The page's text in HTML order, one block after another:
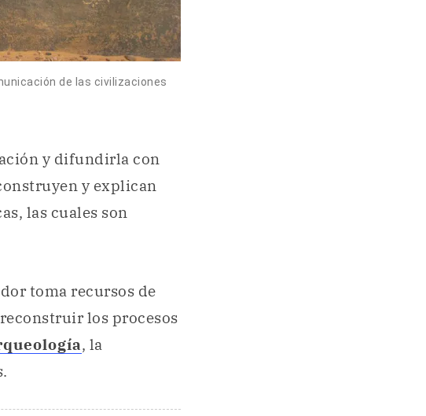
de las civilizaciones
y difundirla con
y explican
las cuales son
toma recursos de
los procesos
, la